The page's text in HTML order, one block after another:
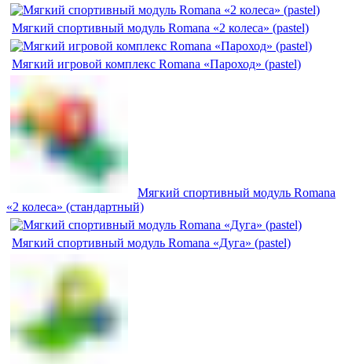
Мягкий спортивный модуль Romana «2 колеса» (pastel)
Мягкий игровой комплекс Romana «Пароход» (pastel)
Мягкий спортивный модуль Romana
«2 колеса» (стандартный)
Мягкий спортивный модуль Romana «Дуга» (pastel)